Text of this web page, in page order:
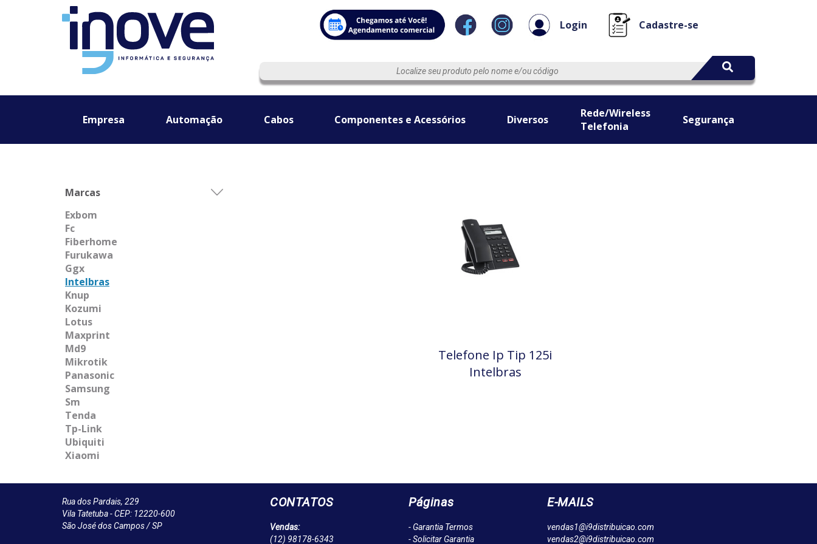
Login Cadastre-se
Empresa Automação Cabos Componentes e Acessórios Diversos
Rede/Wireless
Telefonia
Segurança
Marcas
Exbom
Fc
Fiberhome
Furukawa
Ggx
Intelbras
Knup
Kozumi
Lotus
Maxprint
Md9
Mikrotik
Panasonic
Samsung
Sm
Tenda
Tp-Link
Ubiquiti
Xiaomi
Telefone Ip Tip 125i
Intelbras
Rua dos Pardais, 229
Vila Tatetuba - CEP: 12220-600
São José dos Campos / SP
CONTATOS
Vendas:
(12) 98178-6343
Páginas
- Garantia Termos
- Solicitar Garantia
E-MAILS
vendas1@i9distribuicao.com
vendas2@i9distribuicao.com